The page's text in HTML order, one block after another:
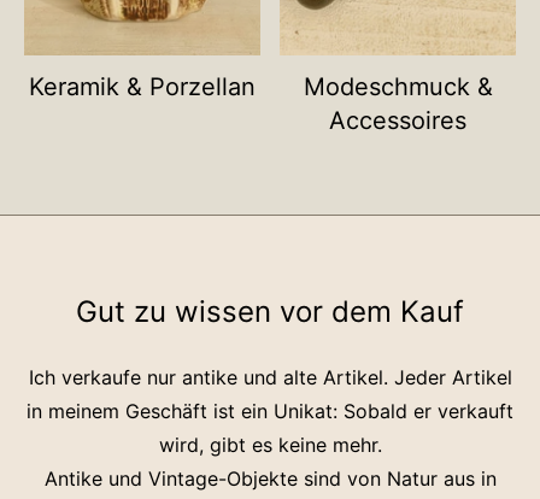
Keramik & Porzellan
Modeschmuck &
Accessoires
Gut zu wissen vor dem Kauf
Ich verkaufe nur antike und alte Artikel. Jeder Artikel
in meinem Geschäft ist ein Unikat: Sobald er verkauft
wird, gibt es keine mehr.
Antike und Vintage-Objekte sind von Natur aus in